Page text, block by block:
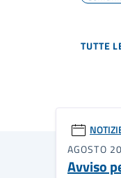
TUTTE
AGOSTO
Avviso